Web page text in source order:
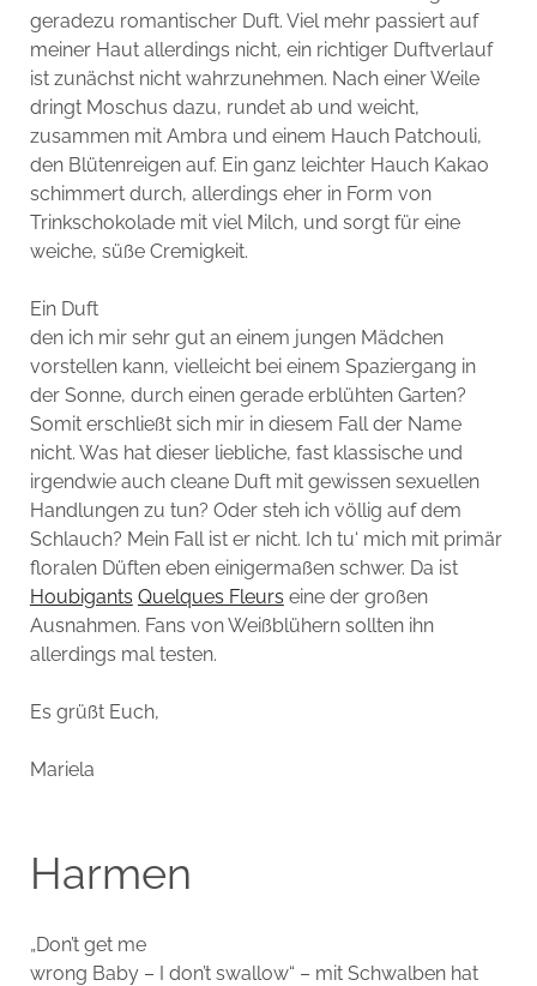
geradezu romantischer Duft. Viel mehr passiert auf
meiner Haut allerdings nicht, ein richtiger Duftverlauf
ist zunächst nicht wahrzunehmen. Nach einer Weile
dringt Moschus dazu, rundet ab und weicht,
zusammen mit Ambra und einem Hauch Patchouli,
den Blütenreigen auf. Ein ganz leichter Hauch Kakao
schimmert durch, allerdings eher in Form von
Trinkschokolade mit viel Milch, und sorgt für eine
weiche, süße Cremigkeit.
Ein Duft
den ich mir sehr gut an einem jungen Mädchen
vorstellen kann, vielleicht bei einem Spaziergang in
der Sonne, durch einen gerade erblühten Garten?
Somit erschließt sich mir in diesem Fall der Name
nicht. Was hat dieser liebliche, fast klassische und
irgendwie auch cleane Duft mit gewissen sexuellen
Handlungen zu tun? Oder steh ich völlig auf dem
Schlauch? Mein Fall ist er nicht. Ich tu‘ mich mit primär
floralen Düften eben einigermaßen schwer. Da ist
Houbigants Quelques Fleurs eine der großen
Ausnahmen. Fans von Weißblühern sollten ihn
allerdings mal testen.
Es grüßt Euch,
Mariela
Harmen
„Don’t get me
wrong Baby – I don’t swallow“ – mit Schwalben hat